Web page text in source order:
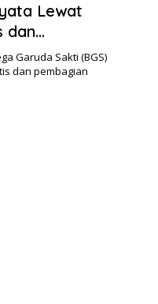
Lewat
dan
Garuda Sakti (BGS)
dan pembagian